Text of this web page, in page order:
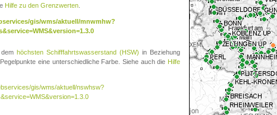
Hilfe zu den Grenzwerten
gis/wms/aktuell/mnwmhw?
höchsten Schifffahrtswasserstand (HSW) in Beziehung
eine unterschiedliche Farbe. Siehe auch die Hilfe
gis/wms/aktuell/nswhsw?